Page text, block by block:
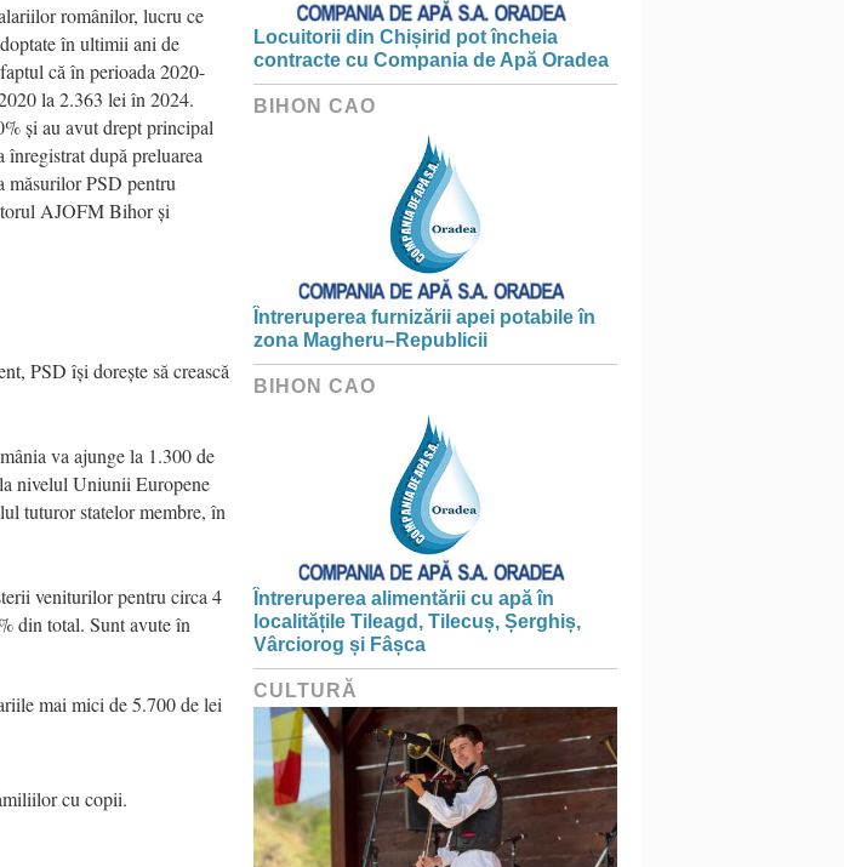
românilor, lucru ce
în ultimii ani de
că în perioada 2020-
la 2.363 lei în 2024.
și au avut drept principal
după preluarea
măsurilor PSD pentru
AJOFM Bihor și
PSD își dorește să crească
va ajunge la 1.300 de
nivelul Uniunii Europene
tuturor statelor membre, în
veniturilor pentru circa 4
din total. Sunt avute în
mai mici de 5.700 de lei
cu copii.
Locuitorii din Chișirid pot încheia
contracte cu Compania de Apă Oradea
BIHON CAO
Întreruperea furnizării apei potabile în
zona Magheru–Republicii
BIHON CAO
Întreruperea alimentării cu apă în
localitățile Tileagd, Tilecuș, Șerghiș,
Vârciorog și Fâșca
CULTURĂ